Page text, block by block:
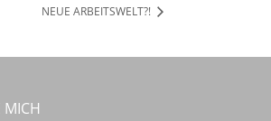
NEUE ARBEITSWELT?!
MICH